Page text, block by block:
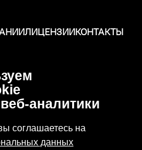
аналитики
соглашаетесь на
данных
ЛИЦЕНЗИИКОНТАКТЫ